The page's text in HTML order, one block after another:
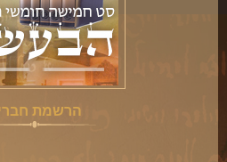
הבעל שם-
הרשמת